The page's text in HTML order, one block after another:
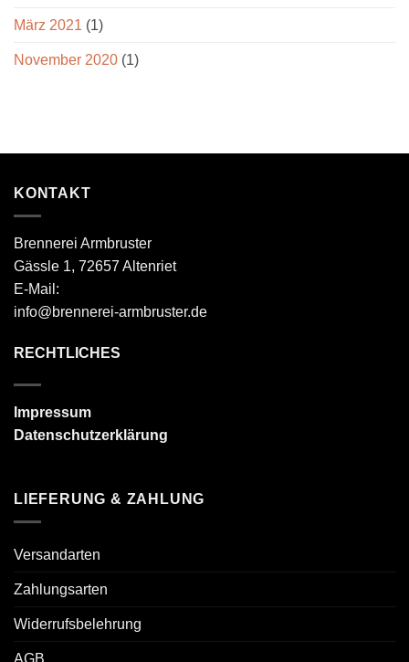
März 2021 (1)
November 2020 (1)
KONTAKT
Brennerei Armbruster
Gässle 1, 72657 Altenriet
E-Mail:
info@brennerei-armbruster.de
RECHTLICHES
Impressum
Datenschutzerklärung
LIEFERUNG & ZAHLUNG
Versandarten
Zahlungsarten
Widerrufsbelehrung
AGB